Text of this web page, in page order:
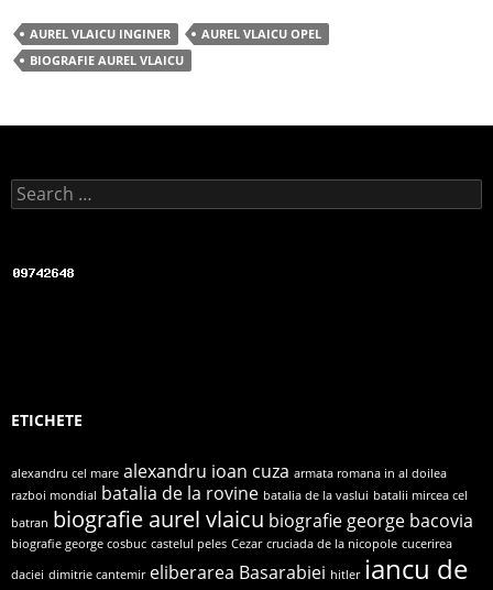
c
e
o
k
itt
er
ar
e
AUREL VLAICU INGINER
AUREL VLAICU OPEL
BIOGRAFIE AUREL VLAICU
Search for:
ETICHETE
alexandru cel mare alexandru ioan cuza armata romana in al doilea
razboi mondial batalia de la rovine batalia de la vaslui batalii mircea cel
batran biografie aurel vlaicu biografie george bacovia
biografie george cosbuc castelul peles Cezar cruciada de la nicopole cucerirea
daciei dimitrie cantemir eliberarea Basarabiei hitler iancu de